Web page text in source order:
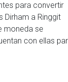
para convertir
Dirham a Ringgit
moneda se
con ellas